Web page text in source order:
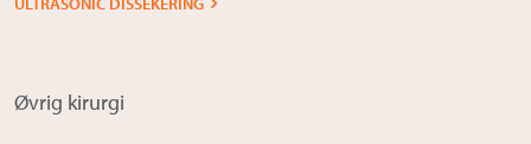
Øvrig kirurgi